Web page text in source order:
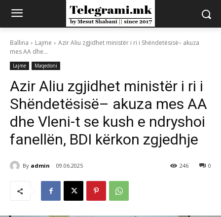
Ballina Lajme
Azir Aliu zgjidhet ministër i ri i Shëndetësisë– akuza
mes AA dhe...
Lajme Maqedoni
Azir Aliu zgjidhet ministër i ri i
Shëndetësisë– akuza mes AA
dhe Vleni-t se kush e ndryshoi
fanellën, BDI kërkon zgjedhje
By admin 09.06.2025 0
246